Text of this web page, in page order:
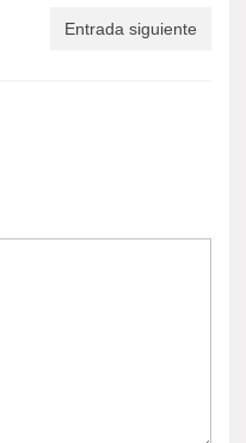
Entrada siguiente